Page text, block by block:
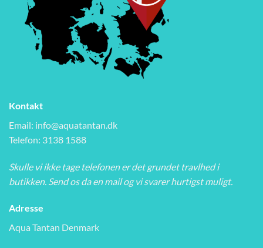
Kontakt
Email: info@aquatantan.dk
Telefon: 3138 1588
Skulle vi ikke tage telefonen er det grundet travlhed i
butikken. Send os da en mail og vi svarer hurtigst muligt.
Adresse
Aqua Tantan Denmark